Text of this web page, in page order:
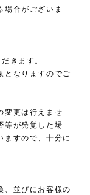
場合がございま
きます。
となりますのでご
変更は行えませ
等が発覚した場
ますので、十分に
、並びにお客様の